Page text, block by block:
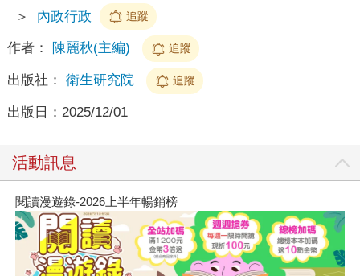
＞
內政行政 追蹤
作者： 陳麗秋(主編) 追蹤
出版社： 衛生研究院 追蹤
出版日： 2025/12/01
活動訊息
閱讀漫遊錄-2026上半年暢銷榜